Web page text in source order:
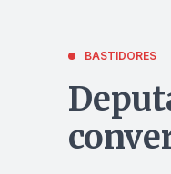
BASTIDORES